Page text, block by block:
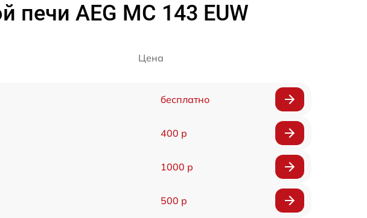
AEG MC 143 EUW
Цена
бесплатно
400 р
1000 р
500 р